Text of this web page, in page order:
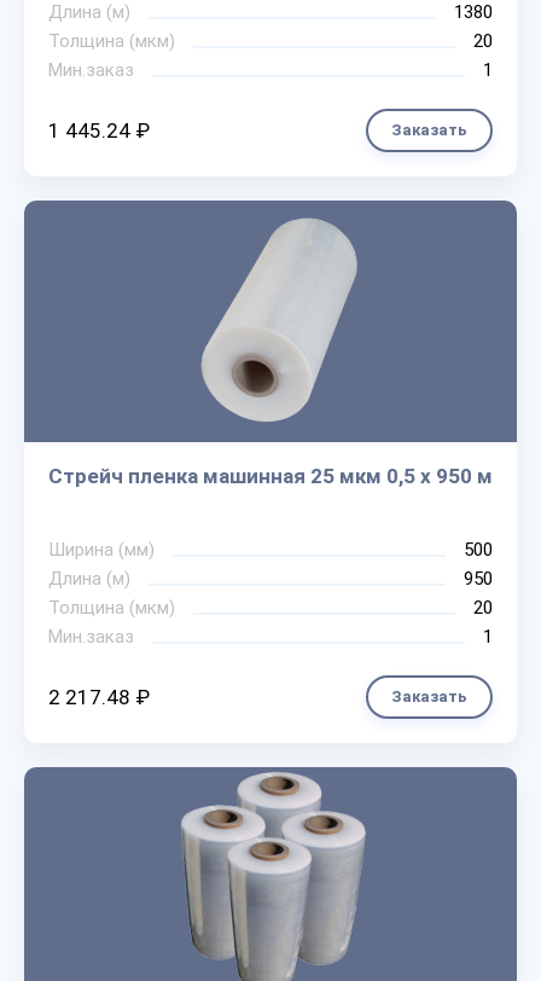
Длина (м)
1380
Толщина (мкм)
20
Мин.заказ
1
1 445.24 ₽ Заказать
Стрейч пленка машинная 25 мкм 0,5 х 950 м
Ширина (мм)
500
Длина (м)
950
Толщина (мкм)
20
Мин.заказ
1
2 217.48 ₽ Заказать